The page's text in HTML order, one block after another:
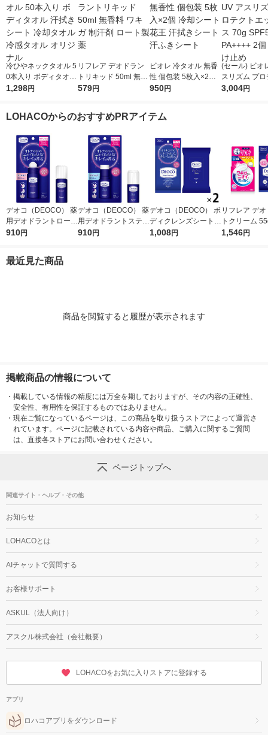
冷ひやネックタオル 5
0本入り ボディタオル
汗拭きシート 冷却タ
1,298円
リフレア デオドラン
トリキッド 50ml 無香
料 ワキガ 制汗剤 ロー
579円
ビオレ 冷タオル 無香
性 個包装 5枚入×2個
冷却シート 花王 汗拭
950円
(セール) ビオ
スリズム プ
エッセンス
3,004円
LOHACOからのおすすめPRアイテム
デオコ（DEOCO） 薬
用デオドラントロール
オン 30ml ロート製薬
910円
デオコ（DEOCO） 薬
用デオドラントスティ
ック 13g ロート製薬
910円
デオコ（DEOCO） ボ
ディクレンズシート 3
6枚入×2個 ロート製薬
1,008円
リフレア デ
トクリーム
オコ（
1,546円
最近見た商品
商品を閲覧すると履歴が表示されます
掲載商品の情報について
・ 掲載している情報の精度には万全を期しておりますが、その内容の正確性、
安全性、有用性を保証するものではありません。
・ 現在ご覧になっているページは、この商品を取り扱うストアによって運営さ
れています。ページに記載されている内容や商品、ご購入に関するご質問
は、直接各ストアにお問い合わせください。
ページトップへ
関連サイト・ヘルプ・その他
お知らせ
LOHACOとは
AIチャットで質問する
お客様サポート
ASKUL（法人向け）
アスクル株式会社（会社概要）
LOHACOをお気に入りストアに登録する
アプリ
ロハコアプリをダウンロード